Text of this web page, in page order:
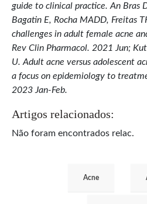
guide to clinical practice. An Bras
Bagatin E, Rocha MADD, Freitas
challenges in adult female acne
Rev Clin Pharmacol. 2021 Jun;
U. Adult acne versus adolescent
a focus on epidemiology to
2023 Jan-Feb.
Artigos relacionados:
Não foram encontrados relac.
Acne